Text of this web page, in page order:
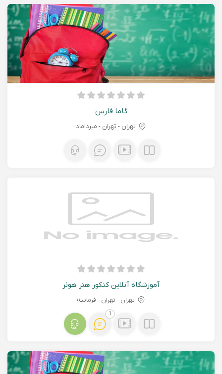
گاما فارس
تهران - تهران - میرداماد
آموزشگاه آنلاین کنکور هنر هونر
تهران - تهران - فرمانیه
1